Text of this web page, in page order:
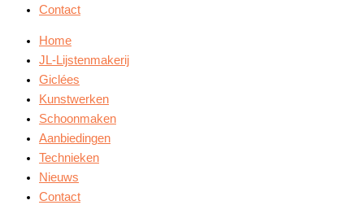
Contact
Home
JL-Lijstenmakerij
Giclées
Kunstwerken
Schoonmaken
Aanbiedingen
Technieken
Nieuws
Contact